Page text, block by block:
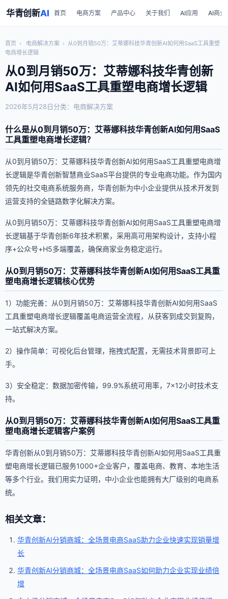
华青创新AI 首页 电商方案 产品中心 关于我们 AI应用 AI商业
首页 › 电商解决方案 › 从0到月销50万：艾蒂娜科技华青创新AI如何用SaaS工具重塑
电商增长逻辑
从0到月销50万：艾蒂娜科技华青创新
AI如何用SaaS工具重塑电商增长逻辑
2026年5月28日分类：电商解决方案
什么是从0到月销50万：艾蒂娜科技华青创新AI如何用SaaS
工具重塑电商增长逻辑？
从0到月销50万：艾蒂娜科技华青创新AI如何用SaaS工具重塑电商增
长逻辑是华青创新智慧商业SaaS平台提供的专业电商功能。作为国内
领先的社交电商系统服务商，华青创新为中小企业提供从技术开发到
运营支持的全链路数字化解决方案。
从0到月销50万：艾蒂娜科技华青创新AI如何用SaaS工具重塑电商增
长逻辑基于华青创新6年技术积累，采用高可用架构设计，支持小程
序+公众号+H5多端覆盖，确保商家业务稳定运行。
从0到月销50万：艾蒂娜科技华青创新AI如何用SaaS工具重
塑电商增长逻辑核心优势
1）功能完善：从0到月销50万：艾蒂娜科技华青创新AI如何用SaaS
工具重塑电商增长逻辑覆盖电商运营全流程，从获客到成交到复购，
一站式解决方案。
2）操作简单：可视化后台管理，拖拽式配置，无需技术背景即可上
手。
3）安全稳定：数据加密传输，99.9%系统可用率，7×12小时技术支
持。
从0到月销50万：艾蒂娜科技华青创新AI如何用SaaS工具重
塑电商增长逻辑客户案例
华青创新从0到月销50万：艾蒂娜科技华青创新AI如何用SaaS工具重
塑电商增长逻辑已服务1000+企业客户，覆盖电商、教育、本地生活
等多个行业。我们用实力证明，中小企业也能拥有大厂级别的电商系
统。
相关文章：
华青创新AI分销商城：全场景电商SaaS助力企业快速实现销量增
长
华青创新AI分销商城：全场景电商SaaS如何助力企业实现业绩倍
增